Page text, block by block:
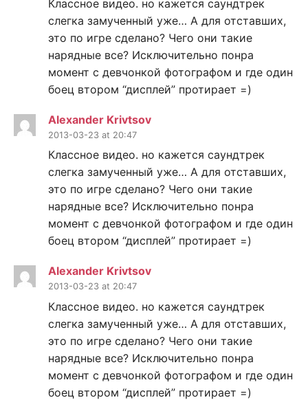
Классное видео. но кажется саундтрек
слегка замученный уже… А для отставших,
это по игре сделано? Чего они такие
нарядные все? Исключительно понра
момент с девчонкой фотографом и где один
боец втором “дисплей” протирает =)
Alexander Krivtsov
2013-03-23 at 20:47
Классное видео. но кажется саундтрек
слегка замученный уже… А для отставших,
это по игре сделано? Чего они такие
нарядные все? Исключительно понра
момент с девчонкой фотографом и где один
боец втором “дисплей” протирает =)
Alexander Krivtsov
2013-03-23 at 20:47
Классное видео. но кажется саундтрек
слегка замученный уже… А для отставших,
это по игре сделано? Чего они такие
нарядные все? Исключительно понра
момент с девчонкой фотографом и где один
боец втором “дисплей” протирает =)